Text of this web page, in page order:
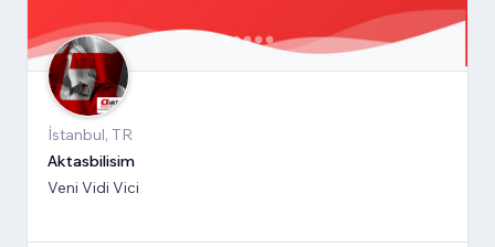
İstanbul, TR
Aktasbilisim
Veni Vidi Vici